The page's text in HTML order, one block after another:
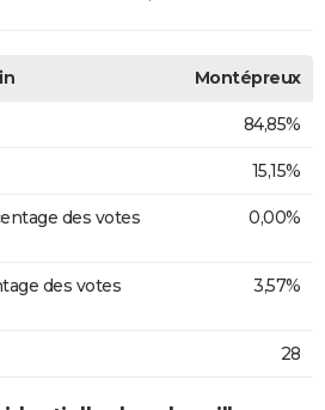
Montépreux
84,85%
15,15%
des votes
0,00%
des votes
3,57%
28